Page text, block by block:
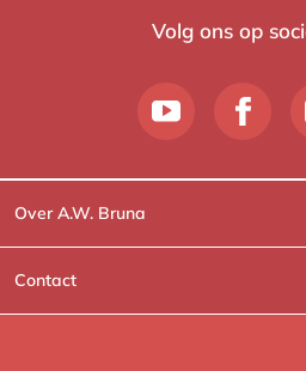
Volg ons op
Over A.W. Bruna
Wat wij doen
Wie is Wie?
Contact
Contactinformatie